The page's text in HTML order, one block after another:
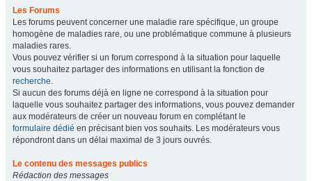
Les Forums
Les forums peuvent concerner une maladie rare spécifique, un groupe
homogène de maladies rare, ou une problématique commune à plusieurs
maladies rares.
Vous pouvez vérifier si un forum correspond à la situation pour laquelle
vous souhaitez partager des informations en utilisant la fonction de
recherche.
Si aucun des forums déjà en ligne ne correspond à la situation pour
laquelle vous souhaitez partager des informations, vous pouvez demander
aux modérateurs de créer un nouveau forum en complétant le
formulaire dédié en précisant bien vos souhaits. Les modérateurs vous
répondront dans un délai maximal de 3 jours ouvrés.
Le contenu des messages publics
Rédaction des messages